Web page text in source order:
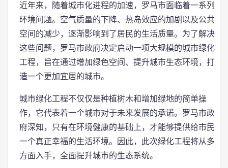
近年来，随着城市化进程的加速，罗马市面临着一系列
环境问题。空气质量的下降、热岛效应的加剧以及公共
空间的减少，逐渐影响到了居民的生活质量。为了解决
这些问题，罗马市政府决定启动一项大规模的城市绿化
工程，旨在通过增加绿色空间、提升城市生态环境，打
造一个更加宜居的城市。
城市绿化工程不仅仅是种植树木和增加绿地的简单操
作，它代表着一个城市对于未来发展的承诺。罗马市政
府深知，只有在环境健康的基础上，才能够提供给市民
一个真正幸福的生活环境。因此，此次绿化工程将从多
方面入手，全面提升城市的生态系统。